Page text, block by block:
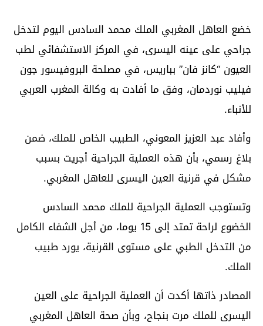
خضع العاهل المغربي الملك محمد السادس اليوم لتدخل
جراحي على عينه اليسرى، في المركز الاستشفائي لطب
العيون “كانز فان” بباريس، في مصلحة البروفيسور جون
فيليب نوردمان، وفق ما أفادت به وكالة المغرب العربي
للأنباء.
وأفاد عبد العزيز المعوني، الطبيب الخاص للملك، ضمن
بلاغ رسمي، بأن هذه العملية الجراحية أجريت بسبب
مشكل في قرنية العين اليسرى للعاهل المغربي.
وتستوجب العملية الجراحية للملك محمد السادس
الخضوع لراحة تمتد إلى 15 يوما، من أجل الشفاء الكامل
من التدخل الطبي على مستوى القرنية، يورد طبيب
الملك.
المصادر ذاتها أكدت أن العملية الجراحية على العين
اليسرى للملك مرت بنجاح، وبأن صحة العاهل المغربي